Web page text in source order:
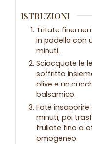
ISTRUZIONI
Tritate
in padella con
minuti.
Sciacquate le
soffritto
olive e un
balsamico.
Fate
minuti, poi
frullate fino a
omogeneo.